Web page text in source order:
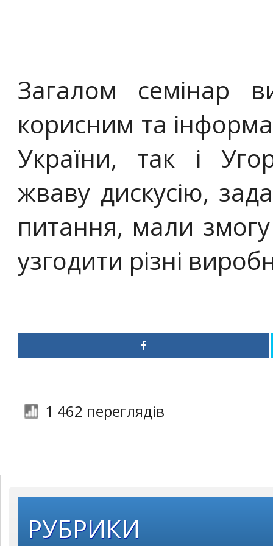
Загалом семінар
корисним та
України, так і
жваву дискусію,
питання, мали
узгодити різні
1 462 переглядів
РУБРИКИ